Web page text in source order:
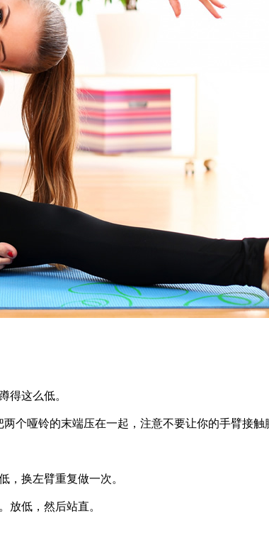
这么低。
哑铃的末端压在一起，注意不要让你的手臂接触
换左臂重复做一次。
低，然后站直。